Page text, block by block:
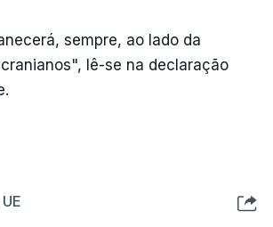
sempre, ao lado da
lê-se na declaração
UE